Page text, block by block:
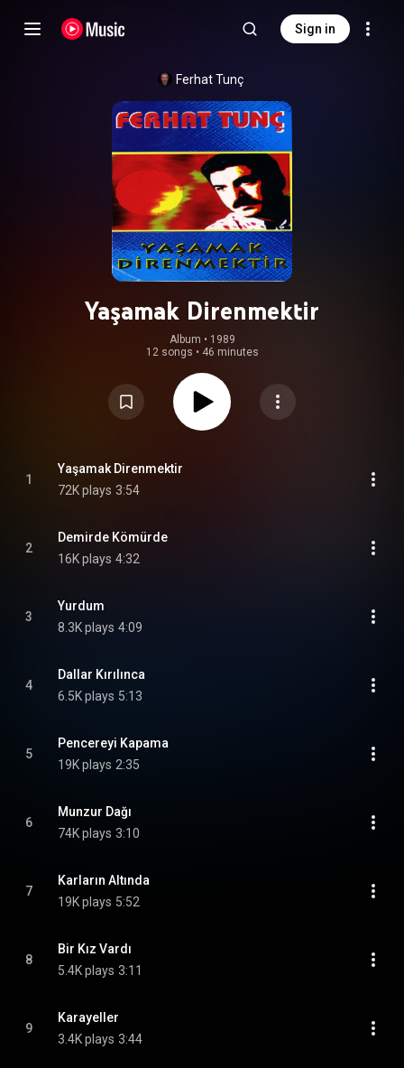
Sign in
Ferhat Tunç
Yaşamak Direnmektir
Album • 1989
12 songs • 46 minutes
1
Yaşamak Direnmektir
72K plays 3:54
2
Demirde Kömürde
16K plays 4:32
3
Yurdum
8.3K plays 4:09
4
Dallar Kırılınca
6.5K plays 5:13
5
Pencereyi Kapama
19K plays 2:35
6
Munzur Dağı
74K plays 3:10
7
Karların Altında
19K plays 5:52
8
Bir Kız Vardı
5.4K plays 3:11
9
Karayeller
3.4K plays 3:44